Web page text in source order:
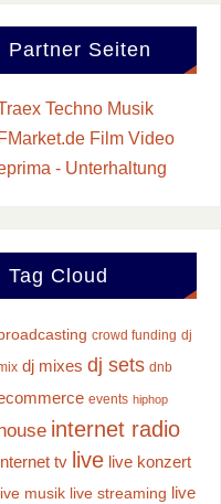
Partner Seiten
Techno Musik
FMarket.de Film Video
- Unterhaltung
Tag Cloud
broadcasting crowd funding dj
dj mixes dj sets dnb
events hiphop
house internet radio
tv live live konzert
live musik live streaming live